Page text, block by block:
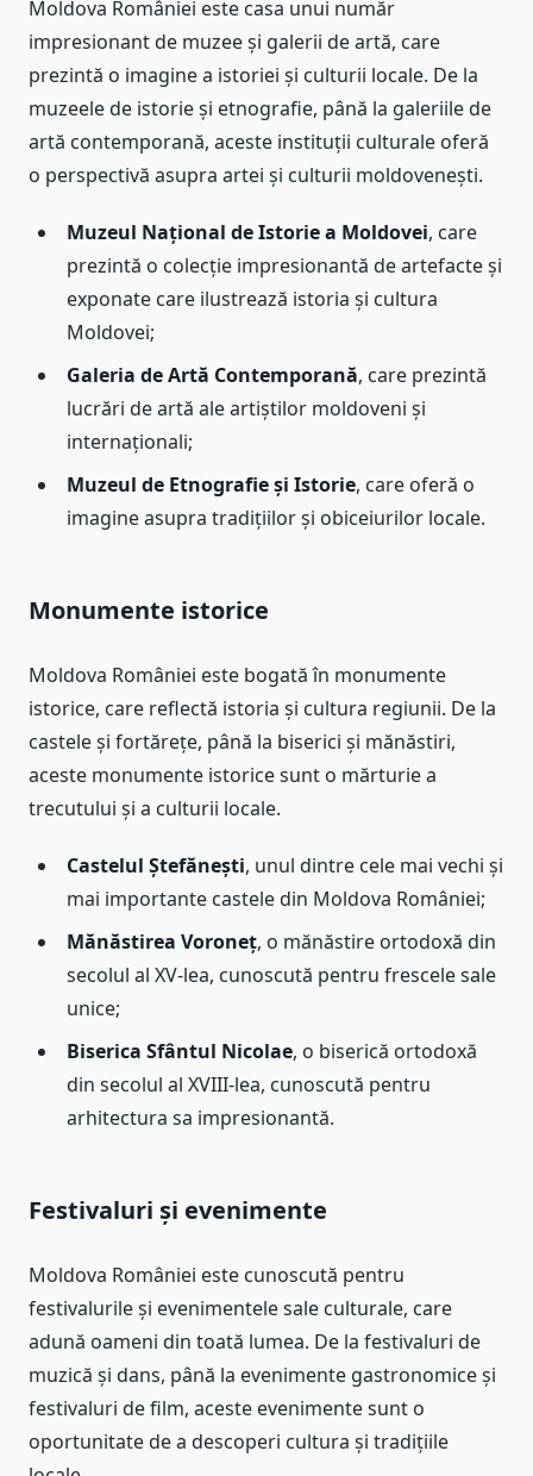
Moldova României este casa unui număr
impresionant de muzee și galerii de artă, care
prezintă o imagine a istoriei și culturii locale. De la
muzeele de istorie și etnografie, până la galeriile de
artă contemporană, aceste instituții culturale oferă
o perspectivă asupra artei și culturii moldovenești.
Muzeul Național de Istorie a Moldovei, care
prezintă o colecție impresionantă de artefacte și
exponate care ilustrează istoria și cultura
Moldovei;
Galeria de Artă Contemporană, care prezintă
lucrări de artă ale artiștilor moldoveni și
internaționali;
Muzeul de Etnografie și Istorie, care oferă o
imagine asupra tradițiilor și obiceiurilor locale.
Monumente istorice
Moldova României este bogată în monumente
istorice, care reflectă istoria și cultura regiunii. De la
castele și fortărețe, până la biserici și mănăstiri,
aceste monumente istorice sunt o mărturie a
trecutului și a culturii locale.
Castelul Ștefănești, unul dintre cele mai vechi și
mai importante castele din Moldova României;
Mănăstirea Voroneț, o mănăstire ortodoxă din
secolul al XV-lea, cunoscută pentru frescele sale
unice;
Biserica Sfântul Nicolae, o biserică ortodoxă
din secolul al XVIII-lea, cunoscută pentru
arhitectura sa impresionantă.
Festivaluri și evenimente
Moldova României este cunoscută pentru
festivalurile și evenimentele sale culturale, care
adună oameni din toată lumea. De la festivaluri de
muzică și dans, până la evenimente gastronomice și
festivaluri de film, aceste evenimente sunt o
oportunitate de a descoperi cultura și tradițiile